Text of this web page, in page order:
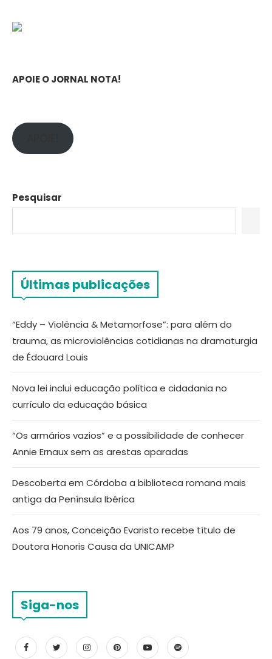
APOIE O JORNAL NOTA!
Pesquisar
Últimas publicações
“Eddy – Violência & Metamorfose”: para além do
trauma, as microviolências cotidianas na dramaturgia
de Édouard Louis
Nova lei inclui educação política e cidadania no
currículo da educação básica
“Os armários vazios” e a possibilidade de conhecer
Annie Ernaux sem as arestas aparadas
Descoberta em Córdoba a biblioteca romana mais
antiga da Península Ibérica
Aos 79 anos, Conceição Evaristo recebe título de
Doutora Honoris Causa da UNICAMP
Siga-nos